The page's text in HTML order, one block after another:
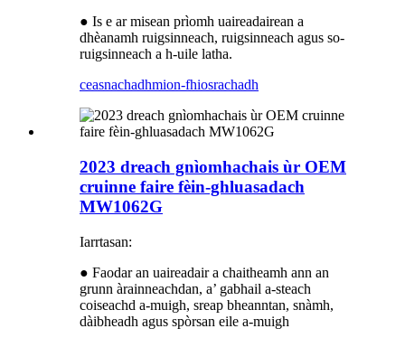
● Is e ar misean prìomh uaireadairean a
dhèanamh ruigsinneach, ruigsinneach agus so-
ruigsinneach a h-uile latha.
ceasnachadhmion-fhiosrachadh
2023 dreach gnìomhachais ùr OEM
cruinne faire fèin-ghluasadach
MW1062G
Iarrtasan:
● Faodar an uaireadair a chaitheamh ann an
grunn àrainneachdan, a’ gabhail a-steach
coiseachd a-muigh, sreap bheanntan, snàmh,
dàibheadh ​​​​agus spòrsan eile a-muigh